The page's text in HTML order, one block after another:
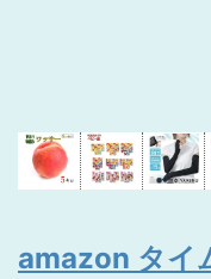
amazon タイ